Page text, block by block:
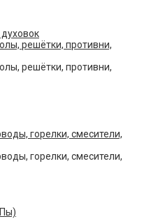
решётки, противни,
решётки, противни,
горелки, смесители,
горелки, смесители,